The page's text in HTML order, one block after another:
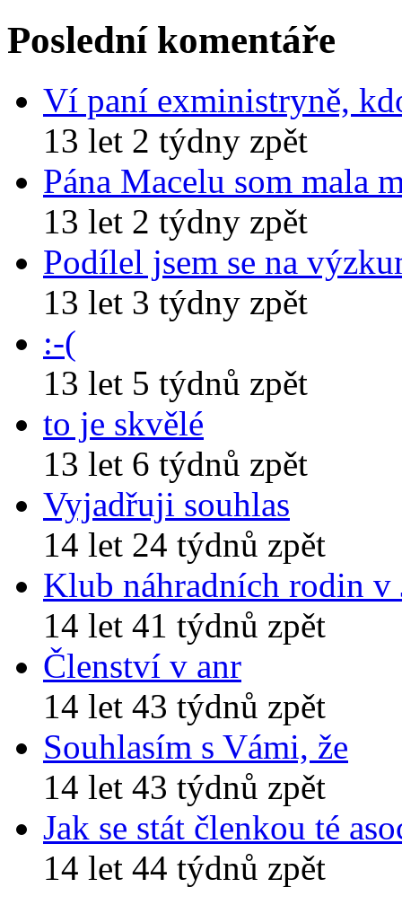
Poslední komentáře
Ví paní exministryně,
13 let 2 týdny zpět
Pána Macelu som mala
13 let 2 týdny zpět
Podílel jsem se na
13 let 3 týdny zpět
:-(
13 let 5 týdnů zpět
to je skvělé
13 let 6 týdnů zpět
Vyjadřuji souhlas
14 let 24 týdnů zpět
Klub náhradních rodin v
14 let 41 týdnů zpět
Členství v anr
14 let 43 týdnů zpět
Souhlasím s Vámi, že
14 let 43 týdnů zpět
Jak se stát členkou té
14 let 44 týdnů zpět